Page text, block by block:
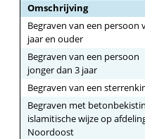
Omschrijving
Begraven van een persoon
jaar en ouder
Begraven van een persoon
jonger dan 3 jaar
Begraven van een
Begraven met
islamitische wijze op
Noordoost